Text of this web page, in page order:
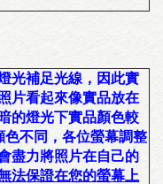
光補足光線，因此實
片看起來像實品放在
的燈光下實品顏色較
色不同，各位螢幕調整
盡力將照片在自己的
法保證在您的螢幕上